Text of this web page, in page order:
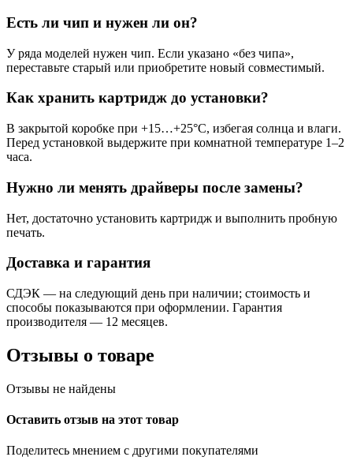
Есть ли чип и нужен ли он?
У ряда моделей нужен чип. Если указано «без чипа»,
переставьте старый или приобретите новый совместимый.
Как хранить картридж до установки?
В закрытой коробке при +15…+25°C, избегая солнца и влаги.
Перед установкой выдержите при комнатной температуре 1–2
часа.
Нужно ли менять драйверы после замены?
Нет, достаточно установить картридж и выполнить пробную
печать.
Доставка и гарантия
СДЭК — на следующий день при наличии; стоимость и
способы показываются при оформлении. Гарантия
производителя — 12 месяцев.
Отзывы о товаре
Отзывы не найдены
Оставить отзыв на этот товар
Поделитесь мнением с другими покупателями